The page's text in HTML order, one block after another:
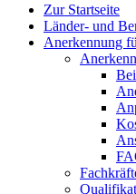
Zur Startseite
Länder- und
Anerkennung